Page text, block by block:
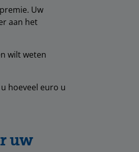
Uw
aan het
wilt weten
hoeveel euro u
uw